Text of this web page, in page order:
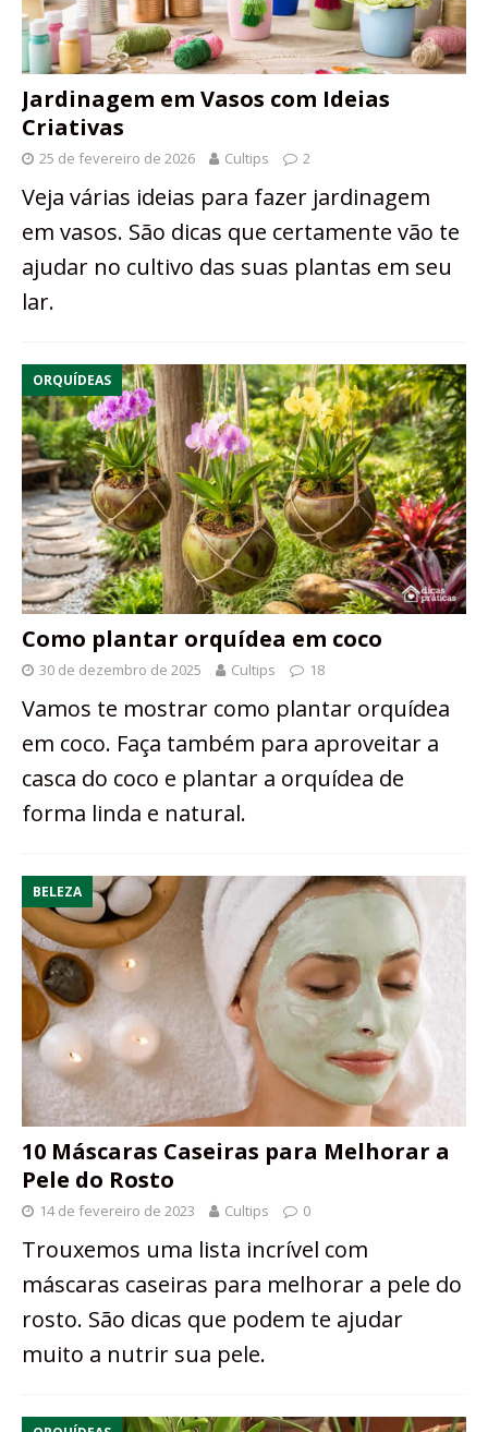
Jardinagem em Vasos com Ideias
Criativas
25 de fevereiro de 2026 Cultips 2
Veja várias ideias para fazer jardinagem
em vasos. São dicas que certamente vão te
ajudar no cultivo das suas plantas em seu
lar.
ORQUÍDEAS
Como plantar orquídea em coco
30 de dezembro de 2025 Cultips 18
Vamos te mostrar como plantar orquídea
em coco. Faça também para aproveitar a
casca do coco e plantar a orquídea de
forma linda e natural.
BELEZA
10 Máscaras Caseiras para Melhorar a
Pele do Rosto
14 de fevereiro de 2023 Cultips 0
Trouxemos uma lista incrível com
máscaras caseiras para melhorar a pele do
rosto. São dicas que podem te ajudar
muito a nutrir sua pele.